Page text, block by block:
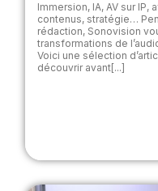
Immersion, IA, AV sur
contenus, stratégie…
rédaction, Sonovision
transformations de
Voici une sélection
découvrir avant[...]